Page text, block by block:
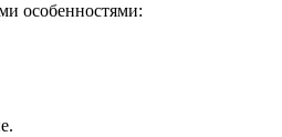
особенностями: